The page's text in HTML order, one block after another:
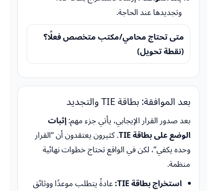
وتجديدها عند الحاجة.
متى تحتاج محامي/مكتب متخصص فعلًا؟
(نقطة تحويل)
بعد الموافقة: بطاقة TIE والتجديد
بعد صدور القرار الإيجابي، يأتي جزء مهم: إثبات
الوضع على بطاقة TIE
. كثيرون يعتقدون أن “القرار
وحده يكفي”، لكن في الواقع تحتاج خطوات نهائية
منظمة.
استخراج بطاقة TIE:
عادةً يتطلب موعدًا ووثائق